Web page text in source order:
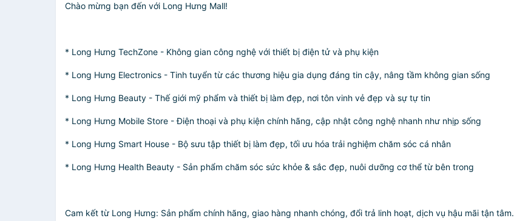
Chào mừng bạn đến với Long Hưng Mall!
* Long Hưng TechZone - Không gian công nghệ với thiết bị điện tử và phụ kiện
* Long Hưng Electronics - Tinh tuyển từ các thương hiệu gia dụng đáng tin cậy, nâng tầm không gian sống
* Long Hưng Beauty - Thế giới mỹ phẩm và thiết bị làm đẹp, nơi tôn vinh vẻ đẹp và sự tự tin
* Long Hưng Mobile Store - Điện thoại và phụ kiện chính hãng, cập nhật công nghệ nhanh như nhịp sống
* Long Hưng Smart House - Bộ sưu tập thiết bị làm đẹp, tối ưu hóa trải nghiệm chăm sóc cá nhân
* Long Hưng Health Beauty - Sản phẩm chăm sóc sức khỏe & sắc đẹp, nuôi dưỡng cơ thể từ bên trong
Cam kết từ Long Hưng: Sản phẩm chính hãng, giao hàng nhanh chóng, đổi trả linh hoạt, dịch vụ hậu mãi tận tâm.